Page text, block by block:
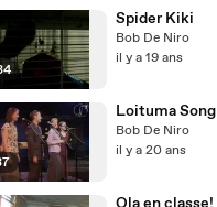
Spider Kiki
Bob De Niro
il y a 19 ans
Loituma Song
Bob De Niro
il y a 20 ans